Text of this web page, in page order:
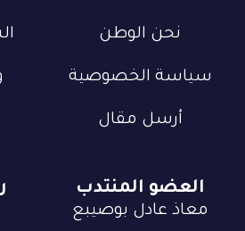
نحن الوطن
سياسة الخصوصية
أرسل مقال
العضو المنتدب
معاذ عادل بوصيبع